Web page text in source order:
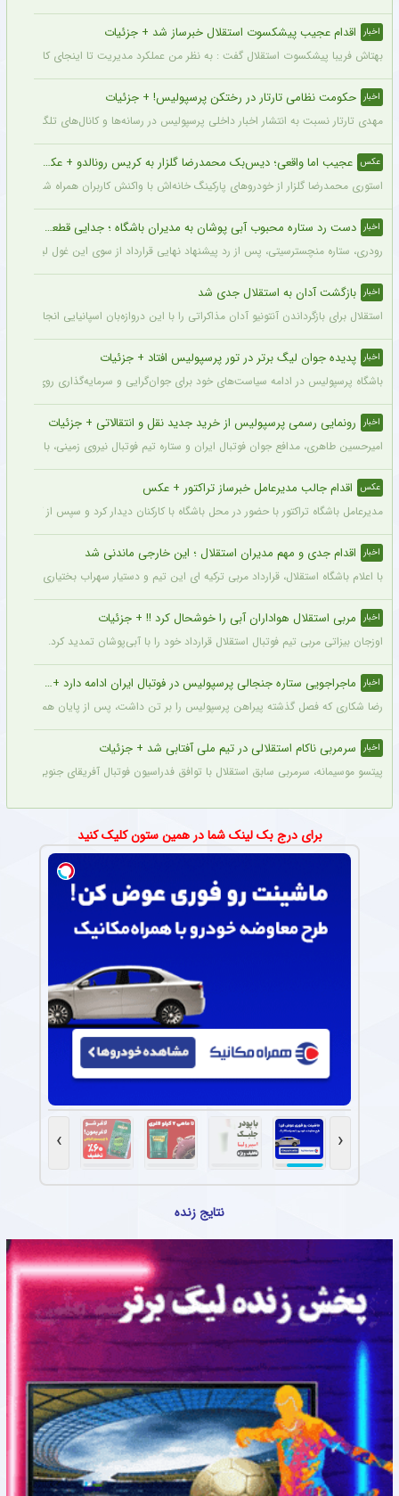
اخبار اقدام عجیب پیشکسوت استقلال خبرساز شد + جزئیات
بهتاش فریبا پیشکسوت استقلال گفت : به نظر من عملکرد مدیریت تا اینجای کار قابل
اخبار حکومت نظامی تارتار در رختکن پرسپولیس! + جزئیات
مهدی تارتار نسبت به انتشار اخبار داخلی پرسپولیس در رسانه‌ها و کانال‌های تلگرامی
عکس عجیب اما واقعی؛ دیس‌بک محمدرضا گلزار به کریس رونالدو + عکس
استوری محمدرضا گلزار از خودروهای پارکینگ خانه‌اش با واکنش کاربران همراه شده و
اخبار دست رد ستاره محبوب آبی پوشان به مدیران باشگاه ؛ جدایی قطعی است !
رودری، ستاره منچسترسیتی، پس از رد پیشنهاد نهایی قرارداد از سوی این غول لیگ
اخبار بازگشت آدان به استقلال جدی شد
استقلال برای بازگرداندن آنتونیو آدان مذاکراتی را با این دروازه‌بان اسپانیایی انجام داده و قرار است مذاکرات اوایل هفته نهایی
اخبار پدیده جوان لیگ برتر در تور پرسپولیس افتاد + جزئیات
باشگاه پرسپولیس در ادامه سیاست‌های خود برای جوان‌گرایی و سرمایه‌گذاری روی استعدادهای آینده فوتبال
اخبار رونمایی رسمی پرسپولیس از خرید جدید نقل و انتقالاتی + جزئیات
امیرحسین طاهری، مدافع جوان فوتبال ایران و ستاره تیم فوتبال نیروی زمینی، با
عکس اقدام جالب مدیرعامل خبرساز تراکتور + عکس
مدیرعامل باشگاه تراکتور با حضور در محل باشگاه با کارکنان دیدار کرد و سپس از کمپ
اخبار اقدام جدی و مهم مدیران استقلال ؛ این خارجی ماندنی شد
با اعلام باشگاه استقلال، قرارداد مربی ترکیه ای این تیم و دستیار سهراب بختیاری زاده
اخبار مربی استقلال هواداران آبی را خوشحال کرد !! + جزئیات
اوزجان بیزاتی مربی تیم فوتبال استقلال قرارداد خود را با آبی‌پوشان تمدید کرد.
اخبار ماجراجویی ستاره جنجالی پرسپولیس در فوتبال ایران ادامه دارد + جزئیات
رضا شکاری که فصل گذشته پیراهن پرسپولیس را بر تن داشت، پس از پایان همکاری با
اخبار سرمربی ناکام استقلالی در تیم ملی آفتابی شد + جزئیات
پیتسو موسیمانه، سرمربی سابق استقلال با توافق فدراسیون فوتبال آفریقای جنوبی
برای درج بک لینک شما در همین ستون کلیک کنید
‹
›
نتایج زنده